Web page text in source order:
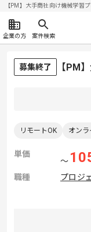
【PM】大手商社向け機械学習
企業の方 案件検索
募集終了 【PM
リモートOK オンラ
単価
〜
職種
プロジ